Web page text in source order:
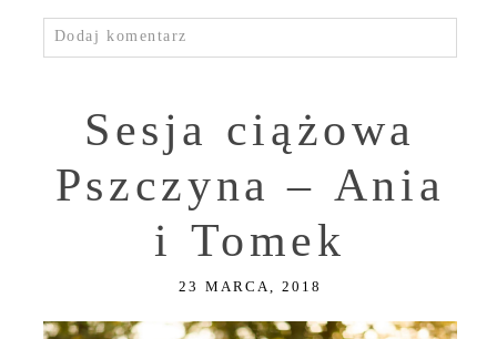
Dodaj komentarz
Sesja ciążowa
Pszczyna – Ania
i Tomek
23 MARCA, 2018